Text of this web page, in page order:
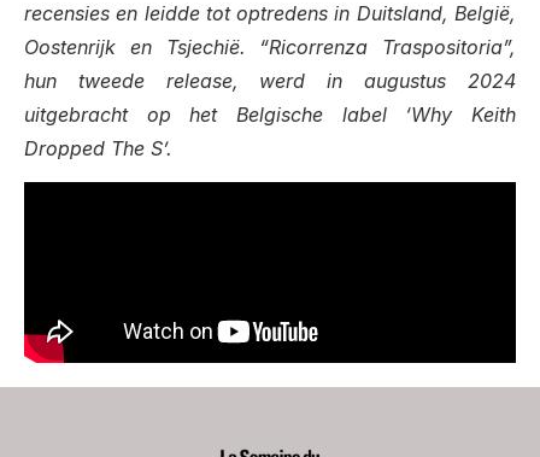
recensies en leidde tot optredens in Duitsland, België,
Oostenrijk en Tsjechië. “Ricorrenza Traspositoria”,
hun tweede release, werd in augustus 2024
uitgebracht op het Belgische label ‘Why Keith
Dropped The S’.